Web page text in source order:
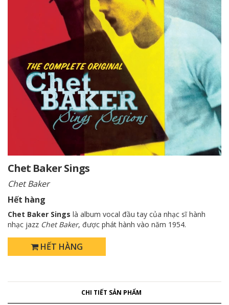
Chet Baker Sings
Chet Baker
Hết hàng
Chet Baker Sings là album vocal đầu tay của nhạc sĩ hành
nhạc jazz Chet Baker, được phát hành vào năm 1954.
HẾT HÀNG
CHI TIẾT SẢN PHẨM